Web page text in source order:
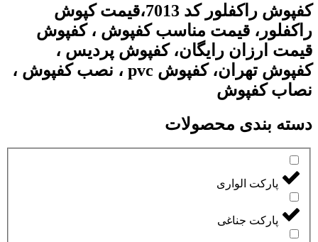
کفپوش راکفلور کد 7013،قیمت کپوش
راکفلور، قیمت مناسب کفپوش ، کفپوش
قیمت ارزان رایگان، کفپوش پردیس ،
کفپوش تهران، کفپوش pvc ، نصب کفپوش ،
نصاب کفپوش
دسته بندی محصولات
پارکت الواری
پارکت جناغی